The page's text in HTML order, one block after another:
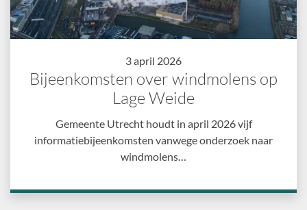
3 april 2026
Bijeenkomsten over windmolens op
Lage Weide
Gemeente Utrecht houdt in april 2026 vijf
informatiebijeenkomsten vanwege onderzoek naar
windmolens…